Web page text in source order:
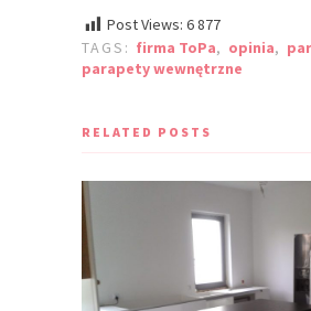
Post Views: 6 877
TAGS: firma ToPa, opinia,
parapety wewnętrzne
RELATED POSTS